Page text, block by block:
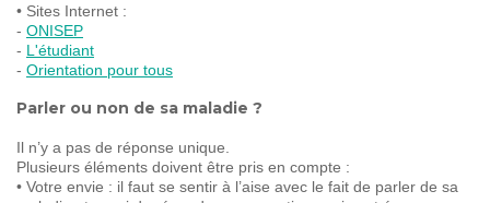
• Sites Internet :
- ONISEP
- L'étudiant
- Orientation pour tous
Parler ou non de sa maladie ?
Il n’y a pas de réponse unique.
Plusieurs éléments doivent être pris en compte :
• Votre envie : il faut se sentir à l’aise avec le fait de parler de sa